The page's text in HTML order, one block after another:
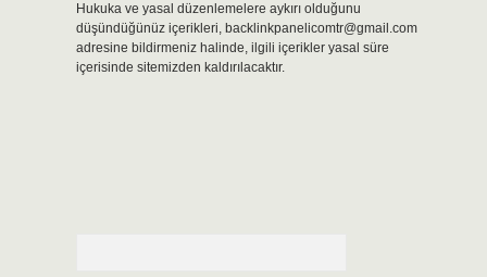
Hukuka ve yasal düzenlemelere aykırı olduğunu
düşündüğünüz içerikleri, backlinkpanelicomtr@gmail.com
adresine bildirmeniz halinde, ilgili içerikler yasal süre
içerisinde sitemizden kaldırılacaktır.